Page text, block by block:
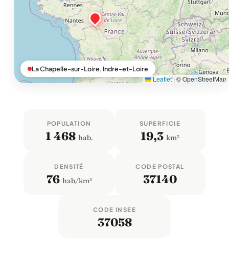
Leaflet |© OpenStreetMap
La Chapelle-sur-Loire, Indre-et-Loire
POPULATION
1 468 hab.
SUPERFICIE
19,3 km²
DENSITÉ
76 hab/km²
CODE POSTAL
37140
CODE INSEE
37058